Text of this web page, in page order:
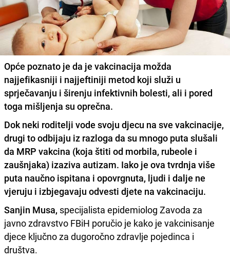
Opće poznato je da je vakcinacija možda
najjefikasniji i najjeftiniji metod koji služi u
sprječavanju i širenju infektivnih bolesti, ali i pored
toga mišljenja su oprečna.
Dok neki roditelji vode svoju djecu na sve vakcinacije,
drugi to odbijaju iz razloga da su mnogo puta slušali
da MRP vakcina (koja štiti od morbila, rubeole i
zaušnjaka) izaziva autizam. Iako je ova tvrdnja više
puta naučno ispitana i opovrgnuta, ljudi i dalje ne
vjeruju i izbjegavaju odvesti djete na vakcinaciju.
Sanjin Musa, specijalista epidemiolog Zavoda za
javno zdravstvo FBiH poručio je kako je vakcinisanje
djece ključno za dugoročno zdravlje pojedinca i
društva.